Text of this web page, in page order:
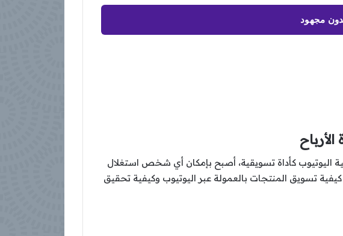
اليوتيوب كأداة تسويقية، أصبح بإمكان أي شخص استغلال
تسويق المنتجات بالعمولة عبر اليوتيوب وكيفية تحقيق